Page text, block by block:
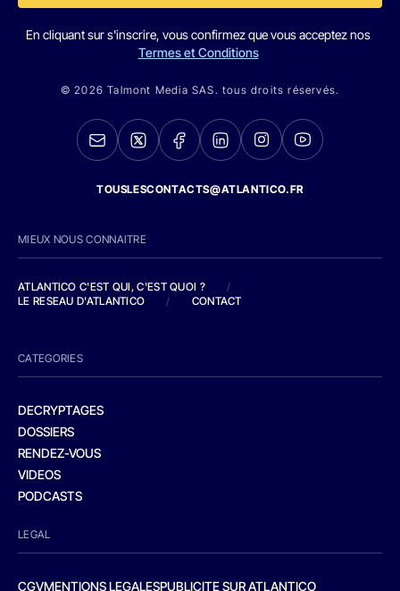
En cliquant sur s'inscrire, vous confirmez que vous acceptez nos
Termes et Conditions
© 2026 Talmont Media SAS. tous droits réservés.
TOUSLESCONTACTS@ATLANTICO.FR
MIEUX NOUS CONNAITRE
ATLANTICO C'EST QUI, C'EST QUOI ?
/
LE RESEAU D'ATLANTICO
/ CONTACT
CATEGORIES
DECRYPTAGES
DOSSIERS
RENDEZ-VOUS
VIDEOS
PODCASTS
LEGAL
CGVMENTIONS LEGALESPUBLICITE SUR ATLANTICO